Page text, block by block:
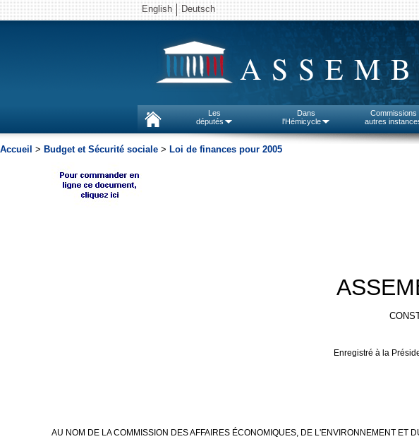
English Deutsch
Les
députés
Dans
l'Hémicycle
Commissions
autres
Accueil > Budget et Sécurité sociale > Loi de finances pour 2005
Enregistré à la
AU NOM DE LA COMMISSION DES AFFAIRES ÉCONOMIQUES, DE L'ENVIRONNEMENT ET